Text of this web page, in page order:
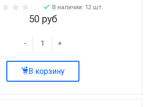
В наличии: 12 шт.
50 руб
- +
В корзину